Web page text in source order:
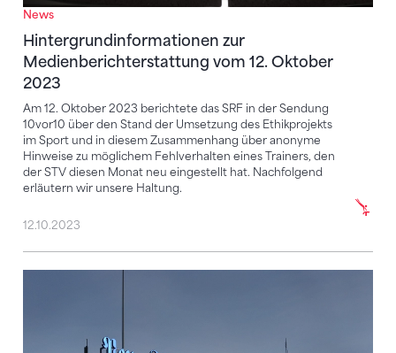
News
Hintergrundinformationen zur
Medienberichterstattung vom 12. Oktober
2023
Am 12. Oktober 2023 berichtete das SRF in der Sendung
10vor10 über den Stand der Umsetzung des Ethikprojekts
im Sport und in diesem Zusammenhang über anonyme
Hinweise zu möglichem Fehlverhalten eines Trainers, den
der STV diesen Monat neu eingestellt hat. Nachfolgend
erläutern wir unsere Haltung.
12.10.2023